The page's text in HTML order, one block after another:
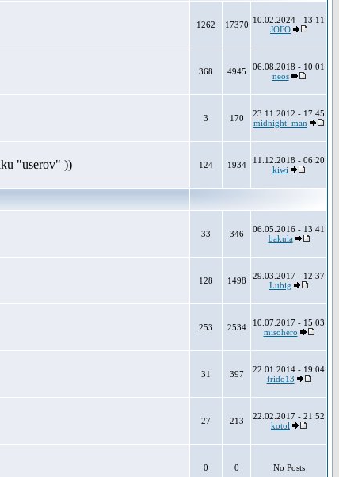
1262 17370 10.02.2024 - 13:11
JOFO
368 4945
06.08.2018 - 10:01
neos
3 170
23.11.2012 - 17:45
midnight_man
"userov" ))
124 1934
11.12.2018 - 06:20
kiwi
33 346
06.05.2016 - 13:41
bakula
128 1498
29.03.2017 - 12:37
Lubig
253 2534
10.07.2017 - 15:03
misohero
31 397
22.01.2014 - 19:04
frido13
27 213
22.02.2017 - 21:52
kotol
0 0 No Posts